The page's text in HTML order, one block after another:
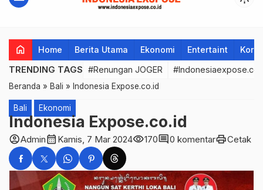
home Home Berita Utama Ekonomi Entertaint
TRENDING TAGS #Renungan JOGER
Beranda » Bali » Indonesia Expose.co.id
Bali Ekonomi
Indonesia Expose.co.id
account_circleAdmincalendar_month Kamis, 7 Mar 2024visibility170comment0 komentarprintCetak